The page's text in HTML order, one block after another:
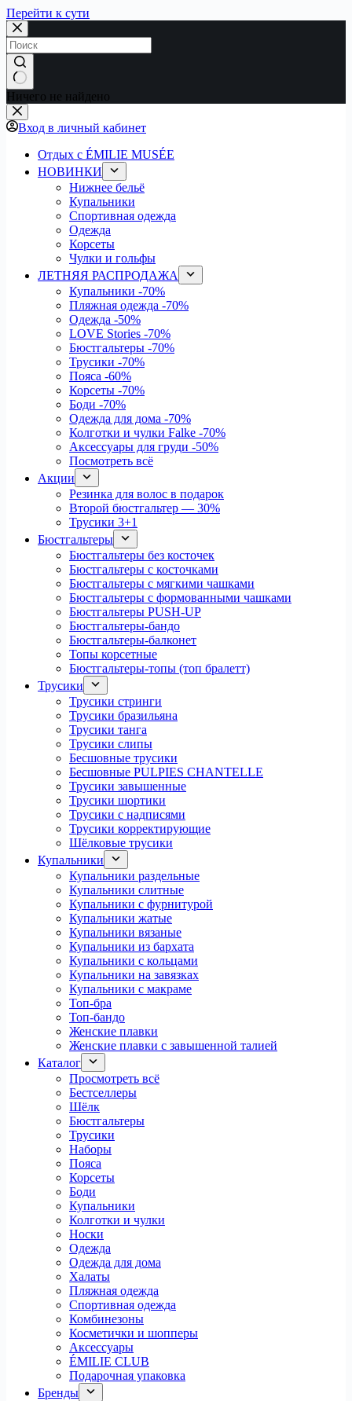
Перейти к сути
Ничего не найдено
Вход в личный кабинет
Отдых с ÉMILIE MUSÉE
НОВИНКИ
Нижнее бельё
Купальники
Спортивная одежда
Одежда
Корсеты
Чулки и гольфы
ЛЕТНЯЯ РАСПРОДАЖА
Купальники -70%
Пляжная одежда -70%
Одежда -50%
LOVE Stories -70%
Бюстгальтеры -70%
Трусики -70%
Пояса -60%
Корсеты -70%
Боди -70%
Одежда для дома -70%
Колготки и чулки Falke -70%
Аксессуары для груди -50%
Посмотреть всё
Акции
Резинка для волос в подарок
Второй бюстгальтер — 30%
Трусики 3+1
Бюстгальтеры
Бюстгальтеры без косточек
Бюстгальтеры с косточками
Бюстгальтеры с мягкими чашками
Бюстгальтеры с формованными чашками
Бюстгальтеры PUSH-UP
Бюстгальтеры-бандо
Бюстгальтеры-балконет
Топы корсетные
Бюстгальтеры-топы (топ бралетт)
Трусики
Трусики стринги
Трусики бразильяна
Трусики танга
Трусики слипы
Бесшовные трусики
Бесшовные PULPIES CHANTELLE
Трусики завышенные
Трусики шортики
Трусики с надписями
Трусики корректирующие
Шёлковые трусики
Купальники
Купальники раздельные
Купальники слитные
Купальники с фурнитурой
Купальники жатые
Купальники вязаные
Купальники из бархата
Купальники с кольцами
Купальники на завязках
Купальники с макраме
Топ-бра
Топ-бандо
Женские плавки
Женские плавки с завышенной талией
Каталог
Просмотреть всё
Бестселлеры
Шёлк
Бюстгальтеры
Трусики
Наборы
Пояса
Корсеты
Боди
Купальники
Колготки и чулки
Носки
Одежда
Одежда для дома
Халаты
Пляжная одежда
Спортивная одежда
Комбинезоны
Косметички и шопперы
Аксессуары
ÉMILIE CLUB
Подарочная упаковка
Бренды